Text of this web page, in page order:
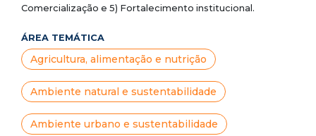
Comercialização e 5) Fortalecimento institucional.
ÁREA TEMÁTICA
Agricultura, alimentação e nutrição
Ambiente natural e sustentabilidade
Ambiente urbano e sustentabilidade